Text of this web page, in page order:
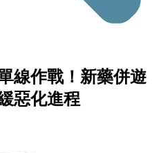
線作戰！新藥併遊
惡化進程